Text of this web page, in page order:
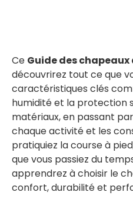
Ce Guide des
découvrirez tout ce que
caractéristiques clés
humidité et la protection
matériaux, en passant
chaque activité et les
pratiquiez la course à
que vous passiez du
apprendrez à choisir le
confort, durabilité et